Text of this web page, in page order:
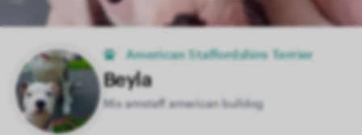
American Staffordshire Terrier
Beyla
Mix amstaff american bulldog